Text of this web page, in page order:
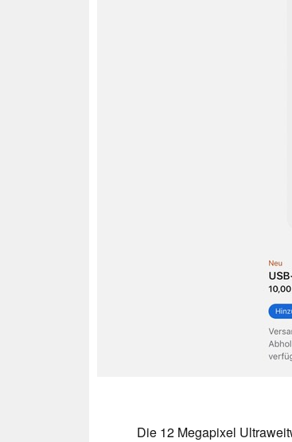
Die 12 Megapixel